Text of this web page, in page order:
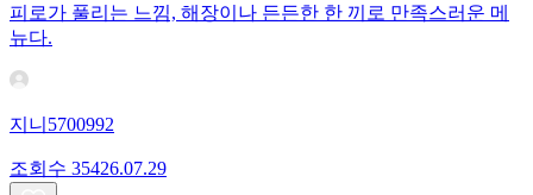
피로가 풀리는 느낌, 해장이나 든든한 한 끼로 만족스러운 메
뉴다.
지니5700992
조회수 35426.07.29